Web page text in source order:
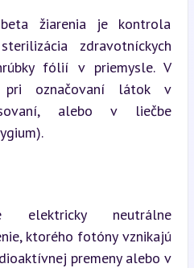
žiarenia je kontrola
zdravotníckych
fólií v priemysle. V
pri označovaní látok v
alebo v liečbe
elektricky neutrálne
ktorého fotóny vznikajú
premeny alebo v